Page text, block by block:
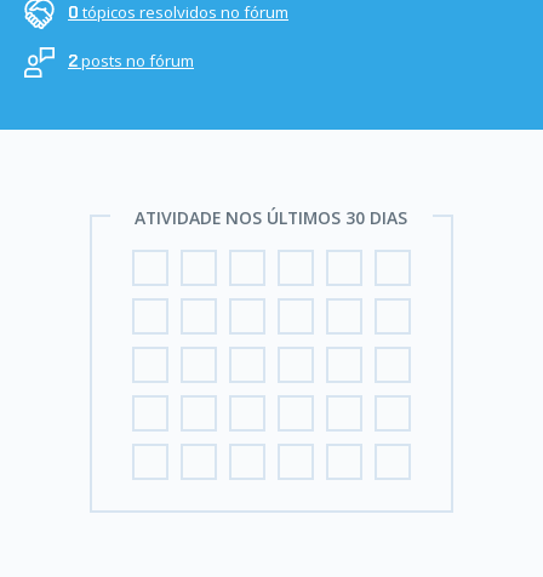
0 tópicos resolvidos no fórum
2posts no fórum
ATIVIDADE NOS ÚLTIMOS 30 DIAS